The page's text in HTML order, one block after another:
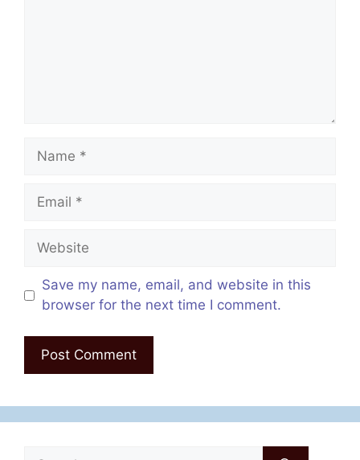
Name
Email
Website
Save my name, email, and website in this
browser for the next time I comment.